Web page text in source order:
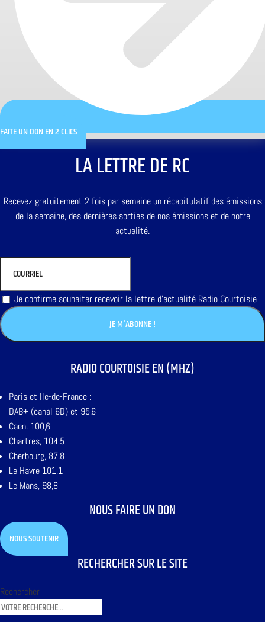
FAITE UN DON EN 2 CLICS
LA LETTRE DE RC
Recevez gratuitement 2 fois par semaine un récapitulatif des émissions
de la semaine, des dernières sorties de nos émissions et de notre
actualité.
Je confirme souhaiter recevoir la lettre d'actualité Radio Courtoisie
RADIO COURTOISIE EN (MHZ)
Paris et Ile-de-France :
DAB+ (canal 6D) et 95,6
Caen, 100,6
Chartres, 104,5
Cherbourg, 87,8
Le Havre 101,1
Le Mans, 98,8
NOUS FAIRE UN DON
NOUS SOUTENIR
RECHERCHER SUR LE SITE
Rechercher